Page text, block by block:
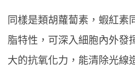
同樣是類胡蘿蔔素，蝦紅素
脂特性，可深入細胞內外發
大的抗氧化力，能清除光線